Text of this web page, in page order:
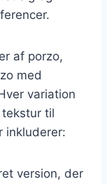
af porzo,
med
variation
til
inkluderer:
version, der